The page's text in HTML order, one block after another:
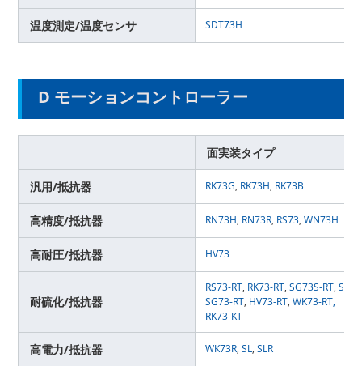
温度測定/温度センサ SDT73H
D モーションコントローラー
面実装タイプ
汎用/抵抗器 RK73G, RK73H, RK73B
高精度/抵抗器 RN73H, RN73R, RS73,WN73H
高耐圧/抵抗器 HV73
耐硫化/抵抗器
RS73-RT, RK73-RT,SG73S-RT,
SG73-RT, HV73-RT,WK73-RT,
RK73-KT
高電力/抵抗器 WK73R,SL,SLR